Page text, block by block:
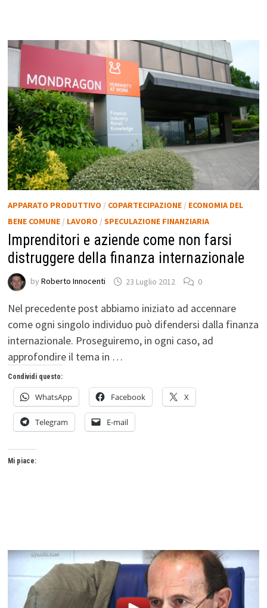
APPARATO PRODUTTIVO / COPARTECIPAZIONE/ ECONOMIA DEL
BENE COMUNE/ LAVORO / SPECULAZIONE FINANZIARIA
Imprenditori e aziende come non farsi
distruggere della finanza internazionale
by Roberto Innocenti 23 Luglio 2012 0
Nel precedente post abbiamo iniziato ad accennare
come ogni singolo individuo può difendersi dalla finanza
internazionale. Proseguiremo, in ogni caso, ad
approfondire il tema in …
Condividi questo:
WhatsApp Facebook X
Telegram E-mail
Mi piace: